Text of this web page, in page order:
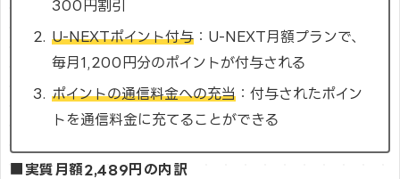
300円割引
U-NEXTポイント付与 ：U-NEXT月額プランで、
毎月1,200円分のポイントが付与される
ポイントの通信料金への充当 ：付与されたポイン
トを通信料金に充てることができる
■実質月額2,489円の内訳